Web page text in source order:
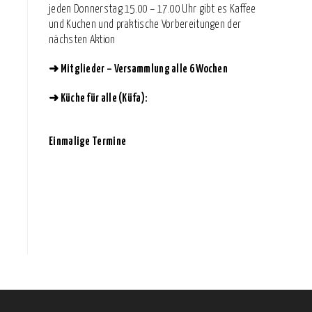
jeden Donnerstag 15.00 – 17.00 Uhr gibt es Kaffee
und Kuchen und praktische Vorbereitungen der
nächsten Aktion
➜ Mitglieder – Versammlung alle 6 Wochen
➜ Küche für alle (Küfa):
Einmalige Termine